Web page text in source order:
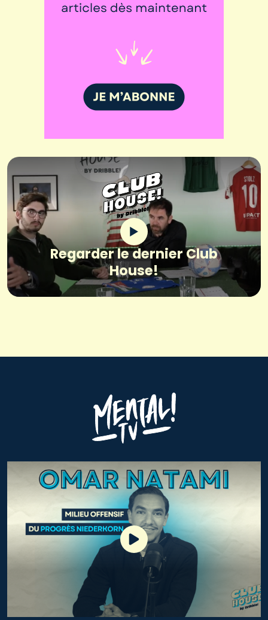
Regarder le dernier Club
House!